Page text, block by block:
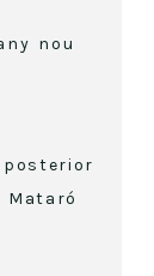
nou
posterior